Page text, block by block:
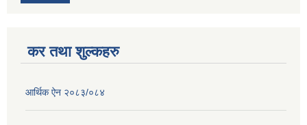
कर तथा शुल्कहरु
आर्थिक ऐन २०८३/०८४